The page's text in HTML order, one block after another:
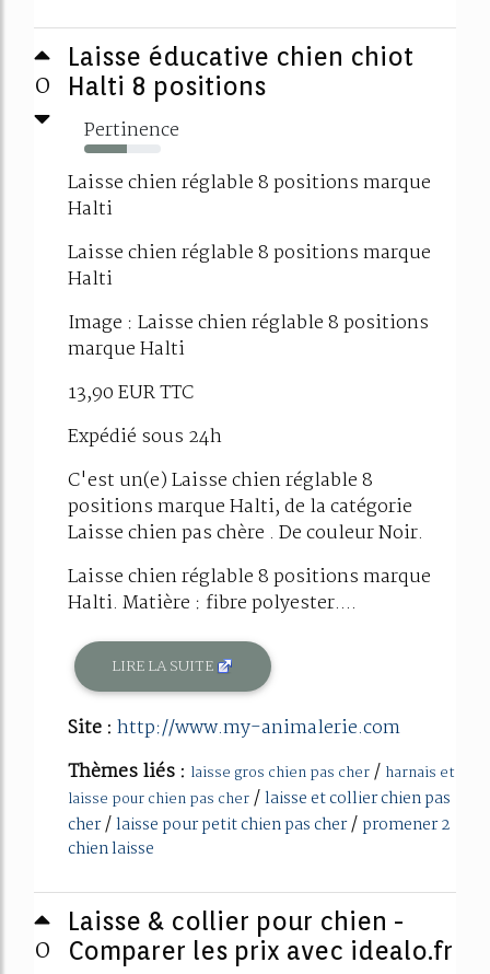
0
Laisse éducative chien chiot
Halti 8 positions
Pertinence
55%
Laisse chien réglable 8 positions marque
Halti
Laisse chien réglable 8 positions marque
Halti
Image : Laisse chien réglable 8 positions
marque Halti
13,90 EUR TTC
Expédié sous 24h
C'est un(e) Laisse chien réglable 8
positions marque Halti, de la catégorie
Laisse chien pas chère . De couleur Noir.
Laisse chien réglable 8 positions marque
Halti. Matière : fibre polyester....
LIRE LA SUITE
Site : http://www.my-animalerie.com
Thèmes liés : laisse gros chien pas cher/ harnais et
laisse pour chien pas cher/laisse et collier chien pas
cher/laisse pour petit chien pas cher/ promener 2
chien laisse
0
Laisse & collier pour chien -
Comparer les prix avec idealo.fr